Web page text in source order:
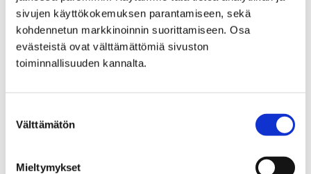
sivujen käyttökokemuksen parantamiseen, sekä
kohdennetun markkinoinnin suorittamiseen. Osa
evästeistä ovat välttämättömiä sivuston
toiminnallisuuden kannalta.
valinta
Välttämätön
Mieltymykset
Etusivu Tietoa meistä
Tietoa meistä
Etusivu PORIGINAL – HAKU